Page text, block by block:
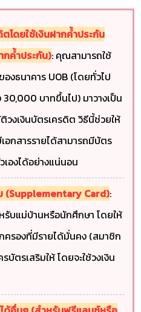
โดยใช้เงินฝากค้ำประกัน
กค้ำประกัน): คุณสามารถใช้
งธนาคาร UOB (โดยทั่วไป
บาทขึ้นไป) มาวางเป็น
วงเงินบัตรเครดิต วิธีนี้ช่วยให้
กสารรายได้สามารถมีบัตร
องได้อย่างแน่นอน
(Supplementary Card):
รับแม่บ้านหรือนักศึกษา โดยให้
ครองที่มีรายได้มั่นคง (สมาชิก
ตรเสริมให้ โดยจะใช้วงเงิน